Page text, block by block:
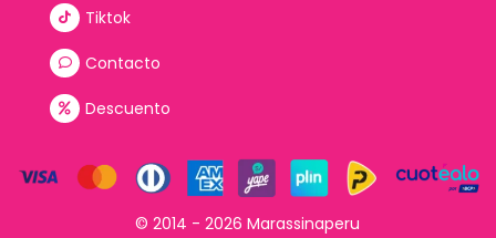
Tiktok
Contacto
Descuento
© 2014 - 2026 Marassinaperu